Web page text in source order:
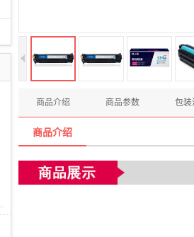
商品介绍 商品参数 包装
商品介绍